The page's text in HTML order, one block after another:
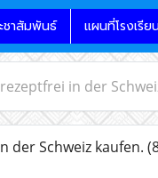
ชาสัมพันธ์ แผนที่โรงเรีย
in der
der Schweiz kaufen.